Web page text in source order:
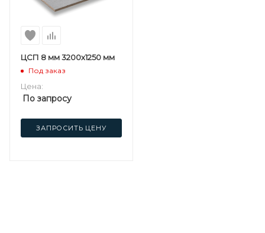
ЦСП 8 мм 3200х1250 мм
Под заказ
Цена:
По запросу
ЗАПРОСИТЬ ЦЕНУ